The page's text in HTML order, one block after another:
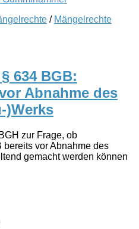
/ Mängelrechte
634 BGB:
Abnahme des
)Werks
zur Frage, ob
bereits vor Abnahme des
gemacht werden können